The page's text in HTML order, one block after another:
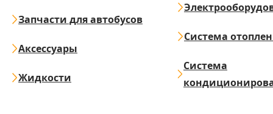
Запчасти для автобусов
Аксессуары
Жидкости
Система
Система